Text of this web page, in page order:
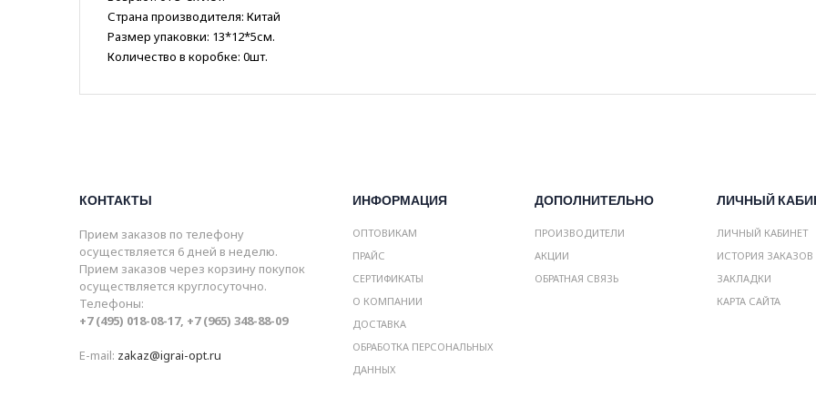
Страна производителя: Китай
Размер упаковки: 13*12*5см.
Количество в коробке: 0шт.
КОНТАКТЫ
Прием заказов по телефону
осуществляется 6 дней в неделю.
Прием заказов через корзину покупок
осуществляется круглосуточно.
Телефоны:
+7 (495) 018-08-17, +7 (965) 348-88-09
E-mail: zakaz@igrai-opt.ru
ИНФОРМАЦИЯ
ОПТОВИКАМ
ПРАЙС
СЕРТИФИКАТЫ
О КОМПАНИИ
ДОСТАВКА
ОБРАБОТКА ПЕРСОНАЛЬНЫХ
ДАННЫХ
ДОПОЛНИТЕЛЬНО
ПРОИЗВОДИТЕЛИ
АКЦИИ
ОБРАТНАЯ СВЯЗЬ
ЛИЧНЫЙ
ЛИЧНЫЙ КАБИНЕТ
ИСТОРИЯ ЗАКАЗОВ
ЗАКЛАДКИ
КАРТА САЙТА